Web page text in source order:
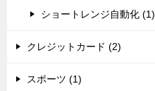
ショートレンジ自動化 (1)
クレジットカード (2)
スポーツ (1)